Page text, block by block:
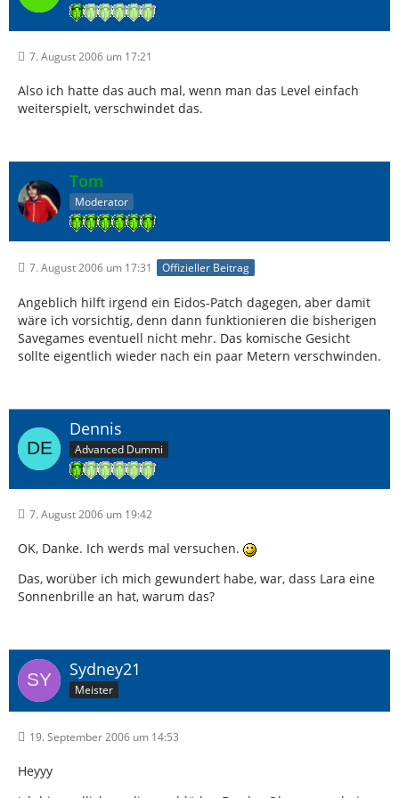
7. August 2006 um 17:21
Also ich hatte das auch mal, wenn man das Level einfach
weiterspielt, verschwindet das.
Tom
Moderator
7. August 2006 um 17:31 Offizieller Beitrag
Angeblich hilft irgend ein Eidos-Patch dagegen, aber damit
wäre ich vorsichtig, denn dann funktionieren die bisherigen
Savegames eventuell nicht mehr. Das komische Gesicht
sollte eigentlich wieder nach ein paar Metern verschwinden.
Dennis
Advanced Dummi
7. August 2006 um 19:42
OK, Danke. Ich werds mal versuchen.
Das, worüber ich mich gewundert habe, war, dass Lara eine
Sonnenbrille an hat, warum das?
Sydney21
Meister
19. September 2006 um 14:53
Heyyy